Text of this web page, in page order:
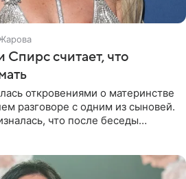
Спирс считает, что
откровениями о материнстве
разговоре с одним из сыновей.
что после беседы